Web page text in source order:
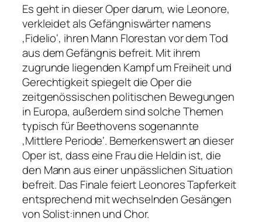
Es geht in dieser Oper darum, wie Leonore,
verkleidet als Gefängniswärter namens
‚Fidelio‘, ihren Mann Florestan vor dem Tod
aus dem Gefängnis befreit. Mit ihrem
zugrunde liegenden Kampf um Freiheit und
Gerechtigkeit spiegelt die Oper die
zeitgenössischen politischen Bewegungen
in Europa, außerdem sind solche Themen
typisch für Beethovens sogenannte
‚Mittlere Periode‘. Bemerkenswert an dieser
Oper ist, dass eine Frau die Heldin ist, die
den Mann aus einer unpässlichen Situation
befreit. Das Finale feiert Leonores Tapferkeit
entsprechend mit wechselnden Gesängen
von Solist:innen und Chor.